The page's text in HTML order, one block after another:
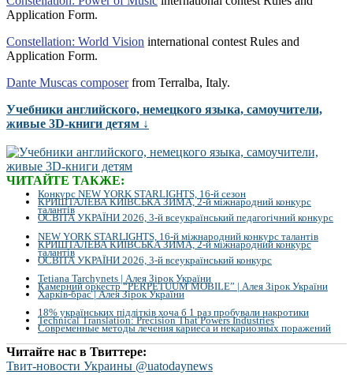
Application Form.
Constellation: World Vision international contest Rules and
Application Form.
Dante Muscas composerfrom Terralba, Italy.
Учебники английского, немецкого языка, самоучители,
живые 3D-книги детям ↓
ЧИТАЙТЕ ТАКЖЕ:
Конкурс NEW YORK STARLIGHTS, 16-й сезон
КРИШТАЛЕВА КИЇВСЬКА ЗИМА, 2-й міжнародний конкурс
талантів
ОСВІТА УКРАЇНИ 2026, 3-й всеукраїнський педагогічний конкурс
NEW YORK STARLIGHTS, 16-й міжнародний конкурс талантів
КРИШТАЛЕВА КИЇВСЬКА ЗИМА, 2-й міжнародний конкурс
талантів
ОСВІТА УКРАЇНИ 2026, 3-й всеукраїнський конкурс
Tetiana Tarchynets | Алея Зірок України
Камерний оркестр “PERPETUUM MOBILE” | Алея Зірок України
Харків-брас | Алея Зірок України
18% українських підлітків хоча б 1 раз пробували накротики
Technical Translation: Precision That Powers Industries
Современные методы лечения кариеса и некариозных поражений
Читайте нас в Твиттере:
Твит-новости Украины @uatodaynews